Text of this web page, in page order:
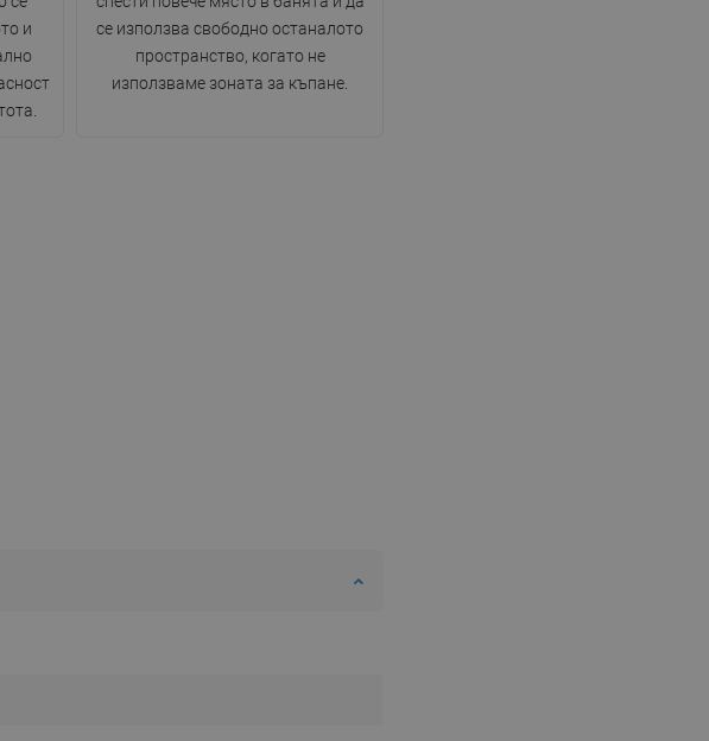
и
се използва свободно останалото
пространство, когато не
използваме зоната за къпане.
DANISH
FINNISH